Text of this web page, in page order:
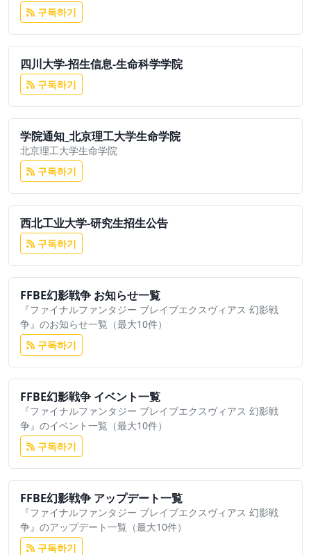
구독하기
四川大学-招生信息-生命科学学院
구독하기
学院通知_北京理工大学生命学院
北京理工大学生命学院
구독하기
西北工业大学-研究生招生公告
구독하기
FFBE幻影戦争 お知らせ一覧
『ファイナルファンタジー ブレイブエクスヴィアス 幻影戦
争』のお知らせ一覧（最大10件）
구독하기
FFBE幻影戦争 イベント一覧
『ファイナルファンタジー ブレイブエクスヴィアス 幻影戦
争』のイベント一覧（最大10件）
구독하기
FFBE幻影戦争 アップデート一覧
『ファイナルファンタジー ブレイブエクスヴィアス 幻影戦
争』のアップデート一覧（最大10件）
구독하기